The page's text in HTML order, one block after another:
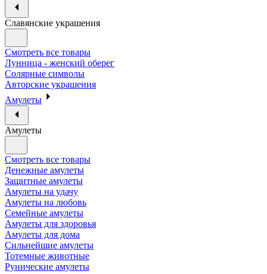
Славянские украшения
Смотреть все товары
Лунница - женский оберег
Солярные символы
Авторские украшения
Амулеты
Амулеты
Смотреть все товары
Денежные амулеты
Защитные амулеты
Амулеты на удачу
Амулеты на любовь
Семейные амулеты
Амулеты для здоровья
Амулеты для дома
Сильнейшие амулеты
Тотемные животные
Рунические амулеты